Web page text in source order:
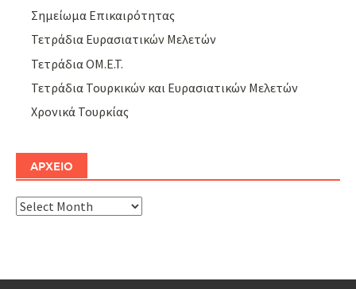
Σημείωμα Επικαιρότητας
Τετράδια Ευρασιατικών Μελετών
Τετράδια ΟΜ.Ε.Τ.
Τετράδια Τουρκικών και Ευρασιατικών Μελετών
Χρονικά Τουρκίας
ΑΡΧΕΙΟ
ΑΡΧΕΙΟ